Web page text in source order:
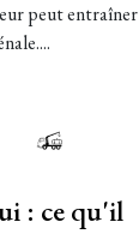
peut entraîner
: ce qu'il